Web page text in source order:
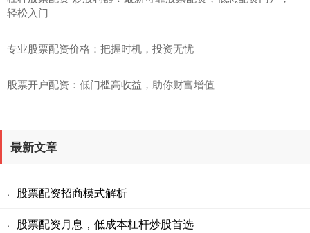
轻松入门
专业股票配资价格：把握时机，投资无忧
股票开户配资：低门槛高收益，助你财富增值
最新文章
· 股票配资招商模式解析
· 股票配资月息，低成本杠杆炒股首选